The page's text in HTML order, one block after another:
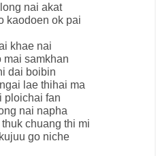
nai akat
kaodoen ok pai
khae nai
mai samkhan
dai boibin
lae thihai ma
ploichai fan
nai napha
chuang thi mi
go niche